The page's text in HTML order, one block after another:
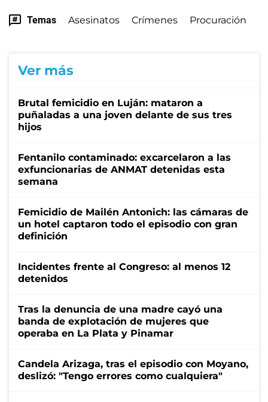
Temas Asesinatos Crímenes Procuración
Ver más
Brutal femicidio en Luján: mataron a
puñaladas a una joven delante de sus tres
hijos
Fentanilo contaminado: excarcelaron a las
exfuncionarias de ANMAT detenidas esta
semana
Femicidio de Mailén Antonich: las cámaras de
un hotel captaron todo el episodio con gran
definición
Incidentes frente al Congreso: al menos 12
detenidos
Tras la denuncia de una madre cayó una
banda de explotación de mujeres que
operaba en La Plata y Pinamar
Candela Arizaga, tras el episodio con Moyano,
deslizó: "Tengo errores como cualquiera"